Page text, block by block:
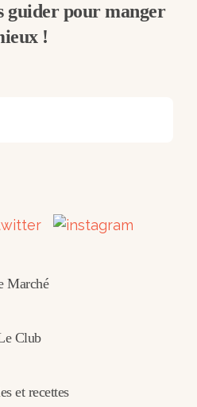
guider pour manger
!
Marché
Club
et recettes